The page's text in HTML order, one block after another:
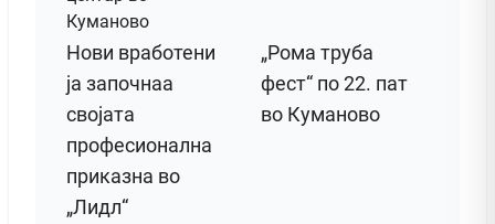
Нови вработени
ја започнаа
својата
професионална
приказна во
„Лидл“
„Рома труба
фест“ по 22. пат
во Куманово